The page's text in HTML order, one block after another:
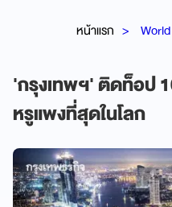
หน้าแรก World
'กรุงเทพฯ' ติดท็อป
หรูแพงที่สุดในโลก